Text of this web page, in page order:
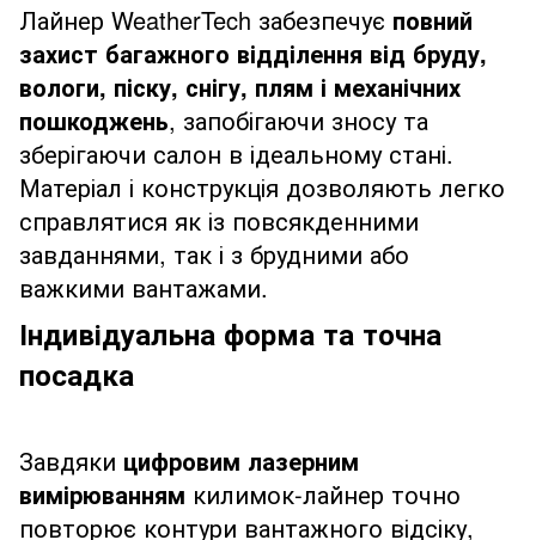
Лайнер WeatherTech забезпечує повний
захист багажного відділення від бруду,
вологи, піску, снігу, плям і механічних
пошкоджень, запобігаючи зносу та
зберігаючи салон в ідеальному стані.
Матеріал і конструкція дозволяють легко
справлятися як із повсякденними
завданнями, так і з брудними або
важкими вантажами.
Індивідуальна форма та точна
посадка
Завдяки цифровим лазерним
вимірюванням килимок-лайнер точно
повторює контури вантажного відсіку,